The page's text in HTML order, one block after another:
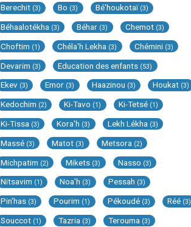
Berechit (3) Bo (3) Bé'houkotaï (3)
Béhaalotékha (3) Béhar (3) Chemot (3)
Choftim (1) Chéla'h Lekha (3) Chémini (3)
Devarim (3) Education des enfants (53)
Ekev (3) Emor (3) Haazinou (3) Houkat (3)
Kedochim (2) Ki-Tavo (1) Ki-Tetsé (1)
Ki-Tissa (3) Kora'h (3) Lekh Lékha (3)
Massé (3) Matot (3) Metsora (2)
Michpatim (2) Mikets (3) Nasso (3)
Nitsavim (1) Noa'h (3) Pessah (3)
Pin'has (3) Pourim (1) Pékoudé (3) Réé (3)
Souccot (1) Tazria (3) Terouma (3)